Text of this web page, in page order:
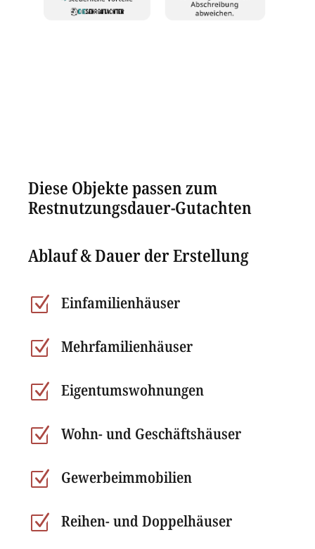
Diese Objekte passen zum
Restnutzungsdauer-Gutachten
Ablauf & Dauer der Erstellung
Z Einfamilienhäuser
Z Mehrfamilienhäuser
Z Eigentumswohnungen
Z Wohn- und Geschäftshäuser
Z Gewerbeimmobilien
Z Reihen- und Doppelhäuser